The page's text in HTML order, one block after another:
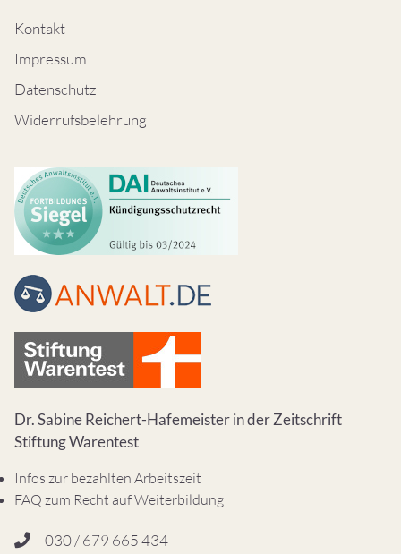
Kontakt
Impressum
Datenschutz
Widerrufsbelehrung
Dr. Sabine Reichert-Hafemeister in der Zeitschrift
Stiftung Warentest
Infos zur bezahlten Arbeitszeit
FAQ zum Recht auf Weiterbildung
030 / 679 665 434